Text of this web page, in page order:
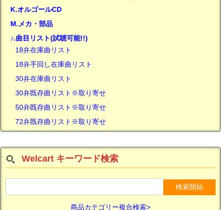
K.オルゴールCD
M.メカ・部品
♪.曲目リスト(試聴可能!!)
18弁在庫曲リスト
18弁手回し在庫曲リスト
30弁在庫曲リスト
30弁既存曲リスト※取り寄せ
50弁既存曲リスト※取り寄せ
72弁既存曲リスト※取り寄せ
Welcart キーワード検索
商品カテゴリー複合検索>